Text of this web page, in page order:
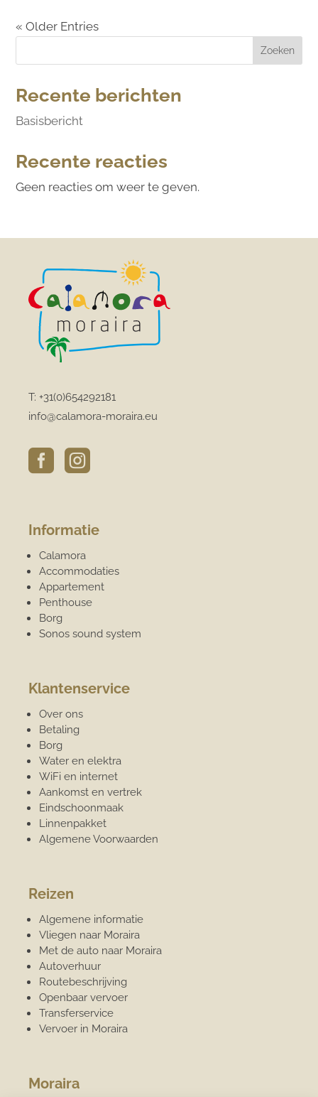
« Older Entries
Zoeken
Recente berichten
Basisbericht
Recente reacties
Geen reacties om weer te geven.
T:+31(0)654292181
info@calamora-moraira.eu
 
Informatie
Calamora
Accommodaties
Appartement
Penthouse
Borg
Sonos sound system
Klantenservice
Over ons
Betaling
Borg
Water en elektra
WiFi en internet
Aankomst en vertrek
Eindschoonmaak
Linnenpakket
Algemene Voorwaarden
Reizen
Algemene informatie
Vliegen naar Moraira
Met de auto naar Moraira
Autoverhuur
Routebeschrijving
Openbaar vervoer
Transferservice
Vervoer in Moraira
Moraira